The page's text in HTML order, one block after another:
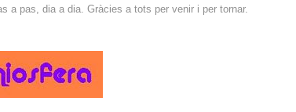
a pas, dia a dia. Gràcies a tots per venir i per tornar.